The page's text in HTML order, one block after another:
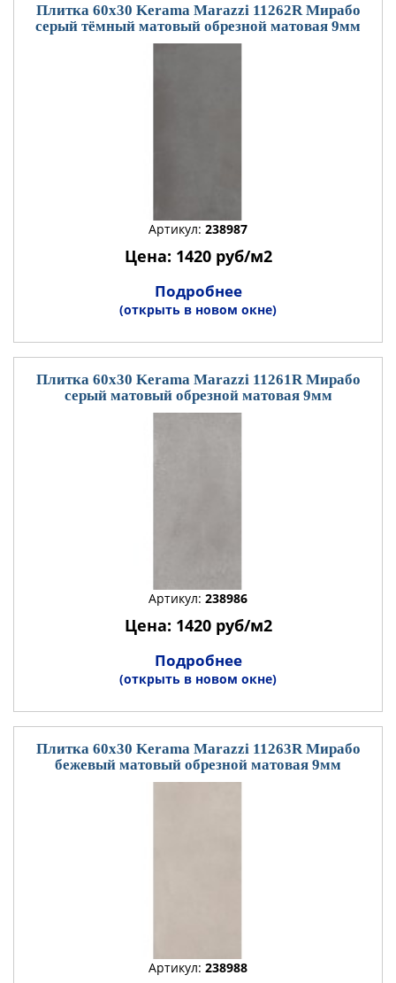
Плитка 60x30 Kerama Marazzi 11262R Мирабо
серый тёмный матовый обрезной матовая 9мм
Артикул: 238987
Цена: 1420 руб/м2
Подробнее
(открыть в новом окне)
Плитка 60x30 Kerama Marazzi 11261R Мирабо
серый матовый обрезной матовая 9мм
Артикул: 238986
Цена: 1420 руб/м2
Подробнее
(открыть в новом окне)
Плитка 60x30 Kerama Marazzi 11263R Мирабо
бежевый матовый обрезной матовая 9мм
Артикул: 238988